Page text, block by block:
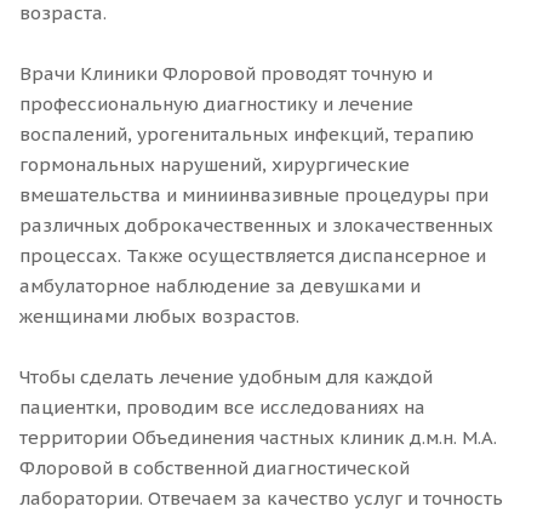
возраста.
Врачи Клиники Флоровой проводят точную и
профессиональную диагностику и лечение
воспалений, урогенитальных инфекций, терапию
гормональных нарушений, хирургические
вмешательства и миниинвазивные процедуры при
различных доброкачественных и злокачественных
процессах. Также осуществляется диспансерное и
амбулаторное наблюдение за девушками и
женщинами любых возрастов.
Чтобы сделать лечение удобным для каждой
пациентки, проводим все исследованиях на
территории Объединения частных клиник д.м.н. М.А.
Флоровой в собственной диагностической
лаборатории. Отвечаем за качество услуг и точность